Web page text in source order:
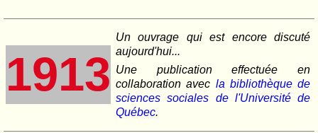
1913
Un ouvrage qui est encore discuté
aujourd'hui...
Une publication effectuée en
collaboration avec la bibliothèque de
sciences sociales de l'Université de
Québec.